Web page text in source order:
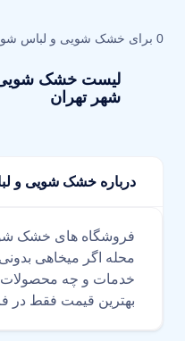
0 برای خشک شویی و لباس
لیست خشک شویی
شهر تهران
درباره خشک شویی و
فروشگاه های خشک
محله اگر میخاهی
خدمات و چه محصولات
بهترین قیمت فقط در